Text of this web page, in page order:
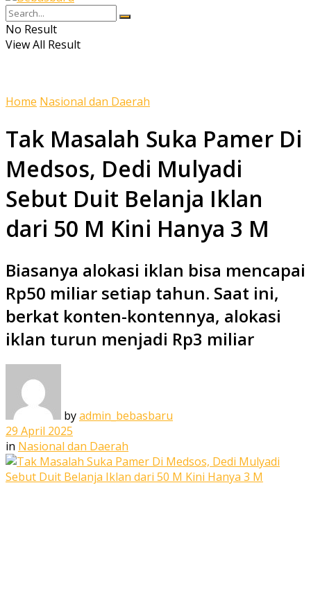
No Result
View All Result
Home Nasional dan Daerah
Tak Masalah Suka Pamer Di
Medsos, Dedi Mulyadi
Sebut Duit Belanja Iklan
dari 50 M Kini Hanya 3 M
Biasanya alokasi iklan bisa mencapai
Rp50 miliar setiap tahun. Saat ini,
berkat konten-kontennya, alokasi
iklan turun menjadi Rp3 miliar
byadmin_bebasbaru
29 April 2025
in Nasional dan Daerah